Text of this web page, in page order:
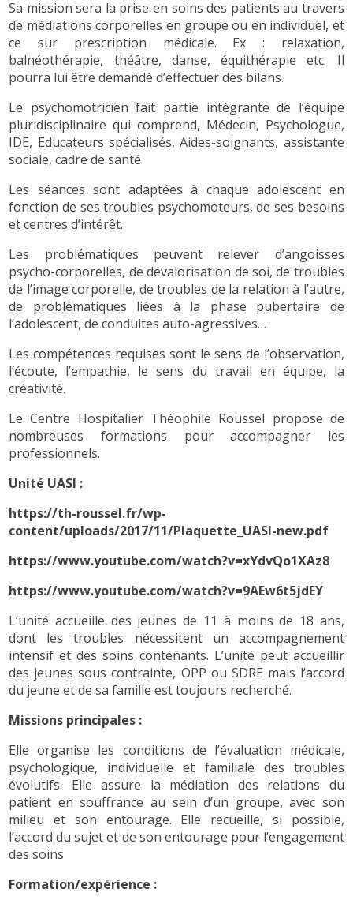
Sa mission sera la prise en soins des patients au travers
de médiations corporelles en groupe ou en individuel, et
ce sur prescription médicale. Ex : relaxation,
balnéothérapie, théâtre, danse, équithérapie etc. Il
pourra lui être demandé d’effectuer des bilans.
Le psychomotricien fait partie intégrante de l’équipe
pluridisciplinaire qui comprend, Médecin, Psychologue,
IDE, Educateurs spécialisés, Aides-soignants, assistante
sociale, cadre de santé
Les séances sont adaptées à chaque adolescent en
fonction de ses troubles psychomoteurs, de ses besoins
et centres d’intérêt.
Les problématiques peuvent relever d’angoisses
psycho-corporelles, de dévalorisation de soi, de troubles
de l’image corporelle, de troubles de la relation à l’autre,
de problématiques liées à la phase pubertaire de
l’adolescent, de conduites auto-agressives…
Les compétences requises sont le sens de l’observation,
l’écoute, l’empathie, le sens du travail en équipe, la
créativité.
Le Centre Hospitalier Théophile Roussel propose de
nombreuses formations pour accompagner les
professionnels.
Unité UASI :
https://th-roussel.fr/wp-
content/uploads/2017/11/Plaquette_UASI-new.pdf
https://www.youtube.com/watch?v=xYdvQo1XAz8
https://www.youtube.com/watch?v=9AEw6t5jdEY
L’unité accueille des jeunes de 11 à moins de 18 ans,
dont les troubles nécessitent un accompagnement
intensif et des soins contenants. L’unité peut accueillir
des jeunes sous contrainte, OPP ou SDRE mais l’accord
du jeune et de sa famille est toujours recherché.
Missions principales :
Elle organise les conditions de l’évaluation médicale,
psychologique, individuelle et familiale des troubles
évolutifs. Elle assure la médiation des relations du
patient en souffrance au sein d’un groupe, avec son
milieu et son entourage. Elle recueille, si possible,
l’accord du sujet et de son entourage pour l’engagement
des soins
Formation/expérience :